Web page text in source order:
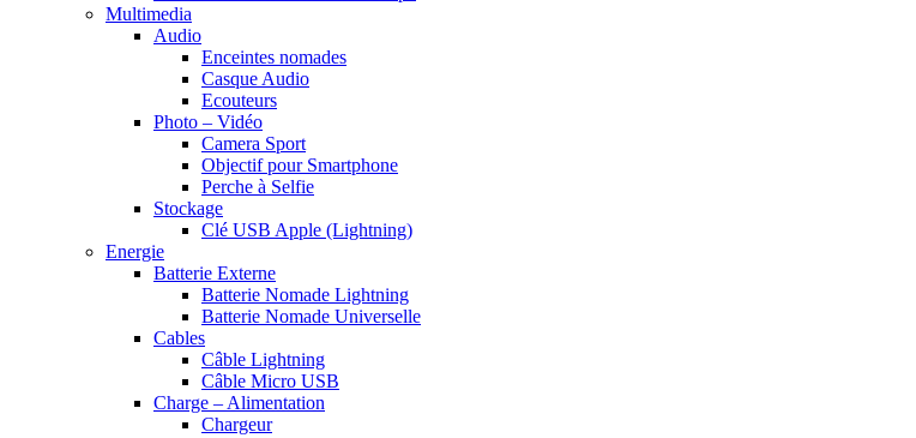
Multimedia
Audio
Enceintes nomades
Casque Audio
Ecouteurs
Photo – Vidéo
Camera Sport
Objectif pour Smartphone
Perche à Selfie
Stockage
Clé USB Apple (Lightning)
Energie
Batterie Externe
Batterie Nomade Lightning
Batterie Nomade Universelle
Cables
Câble Lightning
Câble Micro USB
Charge – Alimentation
Chargeur